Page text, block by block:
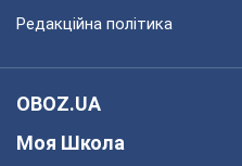
Редакційна політика
OBOZ.UA
Моя Школа